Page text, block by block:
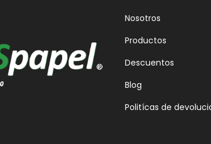
Nosotros
Productos
Descuentos
Blog
Politícas de